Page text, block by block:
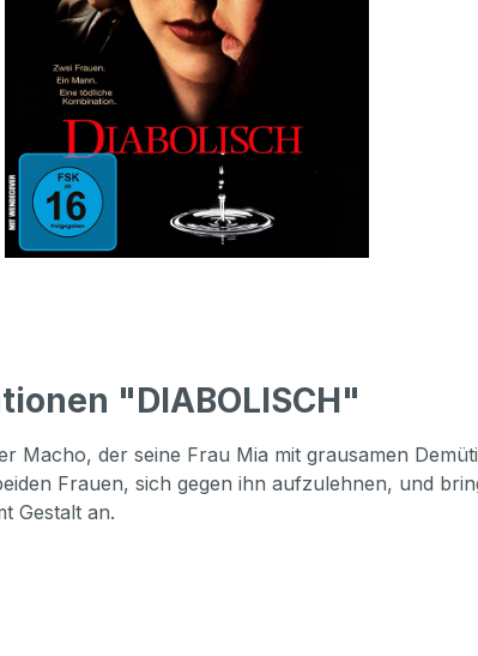
"DIABOLISCH"
Macho, der seine Frau Mia mit grausamen
Frauen, sich gegen ihn aufzulehnen, und
Gestalt an.